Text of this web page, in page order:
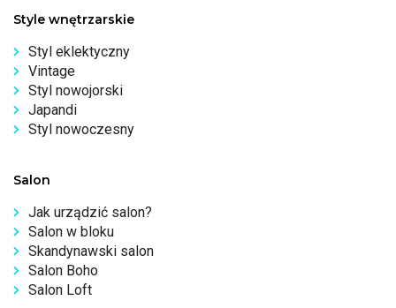
Style wnętrzarskie
Styl eklektyczny
Vintage
Styl nowojorski
Japandi
Styl nowoczesny
Salon
Jak urządzić salon?
Salon w bloku
Skandynawski salon
Salon Boho
Salon Loft